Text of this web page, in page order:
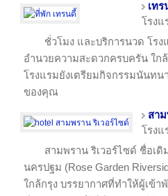
เทร
โรง
ชั่วโมง และบริการนวด โรง
อำนวยความสะดวกครบครัน ใก
โรงแรมยังเตรียมกิจกรรมนันทน
ของคุณ
สา
โรง
สามพราน ริเวอร์ไซด์ ชื่อเดิ
นครปฐม (Rose Garden
ใกล้กรุง บรรยากาศที่ทำให้ผู้เข้